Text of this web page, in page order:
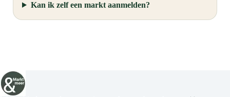
Kan ik zelf een markt aanmelden?